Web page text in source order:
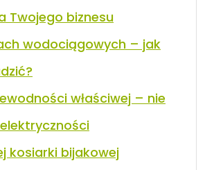
Twojego biznesu
wodociągowych – jak
właściwej – nie
kosiarki bijakowej